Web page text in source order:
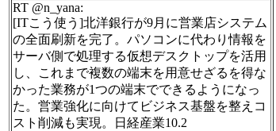
RT @n_yana:
[ITこう使う]北洋銀行が9月に営業店システム
の全面刷新を完了。パソコンに代わり情報を
サーバ側で処理する仮想デスクトップを活用
し、これまで複数の端末を用意せざるを得な
かった業務が1つの端末でできるようになっ
た。営業強化に向けてビジネス基盤を整えコ
スト削減も実現。日経産業10.2